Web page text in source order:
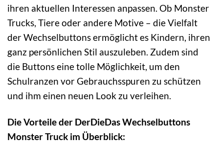
ihren aktuellen Interessen anpassen. Ob Monster
Trucks, Tiere oder andere Motive – die Vielfalt
der Wechselbuttons ermöglicht es Kindern, ihren
ganz persönlichen Stil auszuleben. Zudem sind
die Buttons eine tolle Möglichkeit, um den
Schulranzen vor Gebrauchsspuren zu schützen
und ihm einen neuen Look zu verleihen.
Die Vorteile der DerDieDas Wechselbuttons
Monster Truck im Überblick: